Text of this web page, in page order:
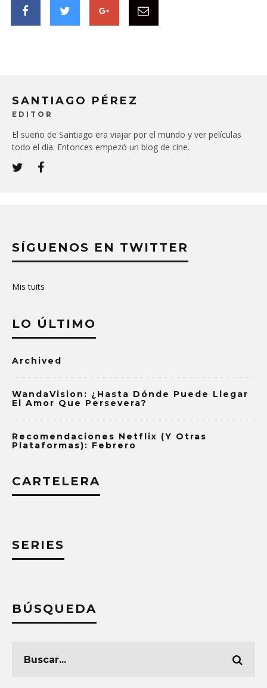
SANTIAGO PÉREZ
EDITOR
El sueño de Santiago era viajar por el mundo y ver películas
todo el día. Entonces empezó un blog de cine.
SÍGUENOS EN TWITTER
Mis tuits
LO ÚLTIMO
Archived
WandaVision: ¿Hasta Dónde Puede Llegar
El Amor Que Persevera?
Recomendaciones Netflix (y Otras
Plataformas): Febrero
CARTELERA
SERIES
BÚSQUEDA